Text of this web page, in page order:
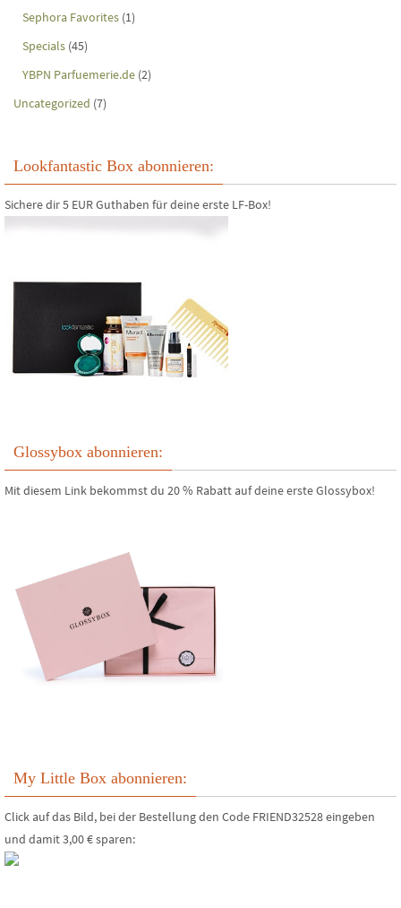
Sephora Favorites (1)
Specials (45)
YBPN Parfuemerie.de (2)
Uncategorized (7)
Lookfantastic Box abonnieren:
Sichere dir 5 EUR Guthaben für deine erste LF-Box!
Glossybox abonnieren:
Mit diesem Link bekommst du 20 % Rabatt auf deine erste Glossybox!
My Little Box abonnieren:
Click auf das Bild, bei der Bestellung den Code FRIEND32528 eingeben
und damit 3,00 € sparen: